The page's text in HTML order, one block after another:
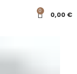
0 0,00 €